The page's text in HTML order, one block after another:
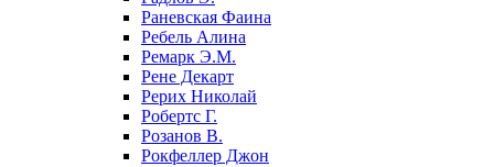
Раневская Фаина
Ребель Алина
Ремарк Э.М.
Рене Декарт
Рерих Николай
Робертс Г.
Розанов В.
Рокфеллер Джон